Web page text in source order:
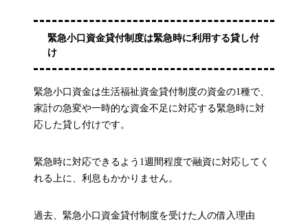
緊急小口資金貸付制度は緊急時に利用する貸し付
け
緊急小口資金は生活福祉資金貸付制度の資金の1種で、
家計の急変や一時的な資金不足に対応する緊急時に対
応した貸し付けです。
緊急時に対応できるよう1週間程度で融資に対応してく
れる上に、利息もかかりません。
過去、緊急小口資金貸付制度を受けた人の借入理由